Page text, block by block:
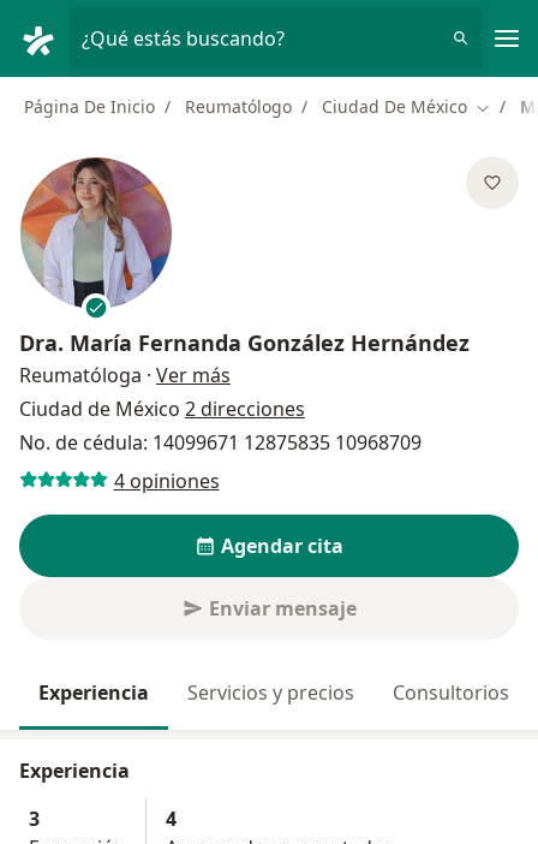
¿Qué estás buscando?
Página De Inicio Reumatólogo Ciudad De México
Dra. María Fernanda González Hernández
Reumatóloga · Ver más
Ciudad de México 2 direcciones
No. de cédula: 14099671 12875835 10968709
4 opiniones
Agendar cita
Enviar mensaje
Experiencia Servicios y precios Consultorios
Experiencia
3
4